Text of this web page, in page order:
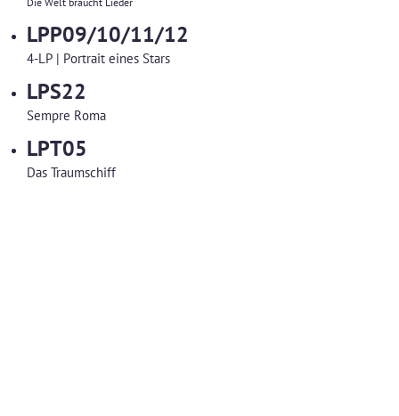
LPP09/10/11/12
4-LP | Portrait eines Stars
LPS22
Sempre Roma
LPT05
Das Traumschiff